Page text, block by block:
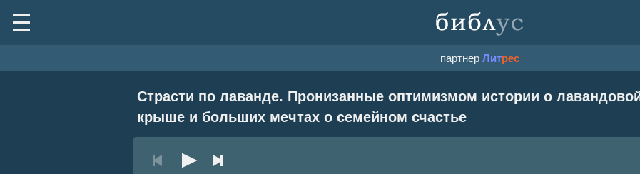
партнерЛитрес
Страсти по лаванде. Пронизанные оптимизмом истории о
крыше и больших мечтах о семейном счастье